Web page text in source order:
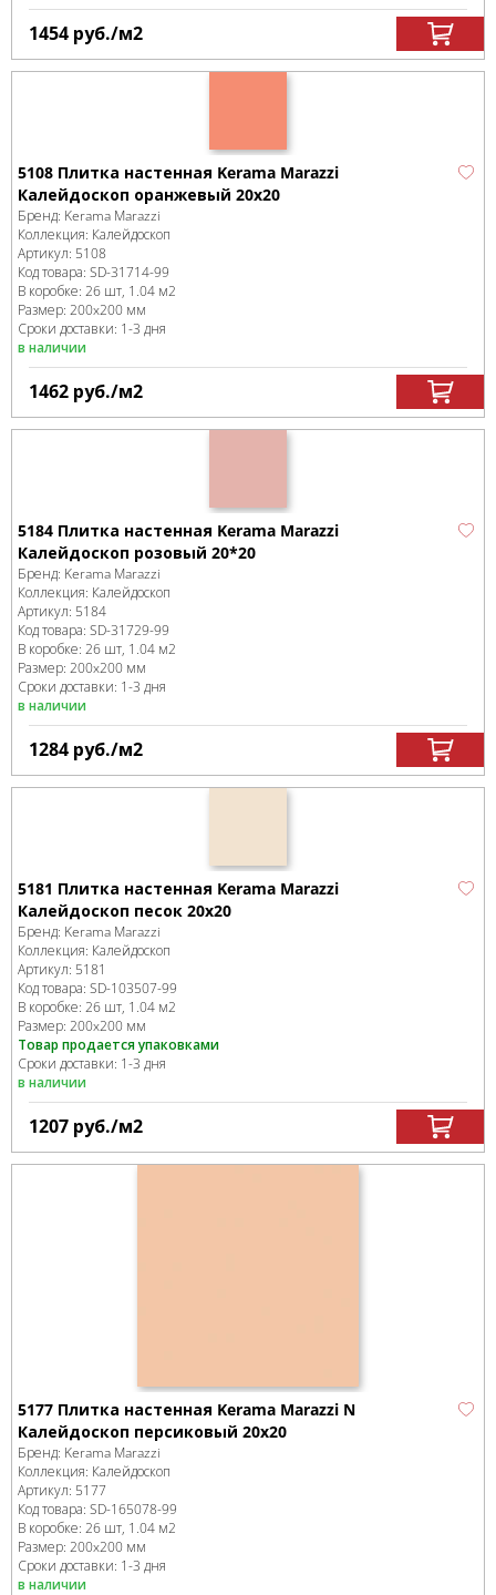
1454 руб./м2
5108 Плитка настенная Kerama Marazzi
Калейдоскоп оранжевый 20х20
Бренд: Kerama Marazzi
Коллекция: Калейдоскоп
Артикул: 5108
Код товара: SD-31714-99
В коробке: 26 шт, 1.04 м2
Размер: 200x200 мм
Сроки доставки: 1-3 дня
в наличии
1462 руб./м2
5184 Плитка настенная Kerama Marazzi
Калейдоскоп розовый 20*20
Бренд: Kerama Marazzi
Коллекция: Калейдоскоп
Артикул: 5184
Код товара: SD-31729-99
В коробке: 26 шт, 1.04 м2
Размер: 200x200 мм
Сроки доставки: 1-3 дня
в наличии
1284 руб./м2
5181 Плитка настенная Kerama Marazzi
Калейдоскоп песок 20x20
Бренд: Kerama Marazzi
Коллекция: Калейдоскоп
Артикул: 5181
Код товара: SD-103507-99
В коробке: 26 шт, 1.04 м2
Размер: 200x200 мм
Товар продается упаковками
Сроки доставки: 1-3 дня
в наличии
1207 руб./м2
5177 Плитка настенная Kerama Marazzi N
Калейдоскоп персиковый 20х20
Бренд: Kerama Marazzi
Коллекция: Калейдоскоп
Артикул: 5177
Код товара: SD-165078-99
В коробке: 26 шт, 1.04 м2
Размер: 200x200 мм
Сроки доставки: 1-3 дня
в наличии